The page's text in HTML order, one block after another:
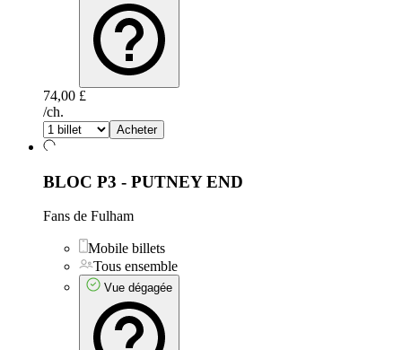
74,00 £
/ch.
Acheter
BLOC P3 - PUTNEY END
Fans de Fulham
Mobile billets
Tous ensemble
Vue dégagée